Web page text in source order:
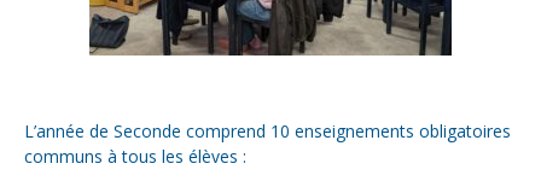
L’année de Seconde comprend 10 enseignements obligatoires
communs à tous les élèves :